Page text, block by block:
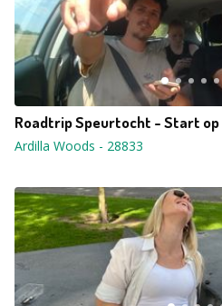
Roadtrip Speurtocht - Start op
Ardilla Woods - 28833